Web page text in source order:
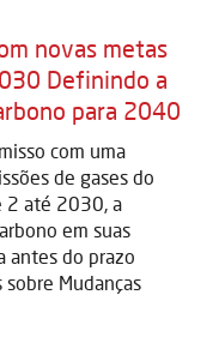
novas metas
Definindo a
para 2040
com uma
de gases do
2 até 2030, a
em suas
antes do prazo
Mudanças